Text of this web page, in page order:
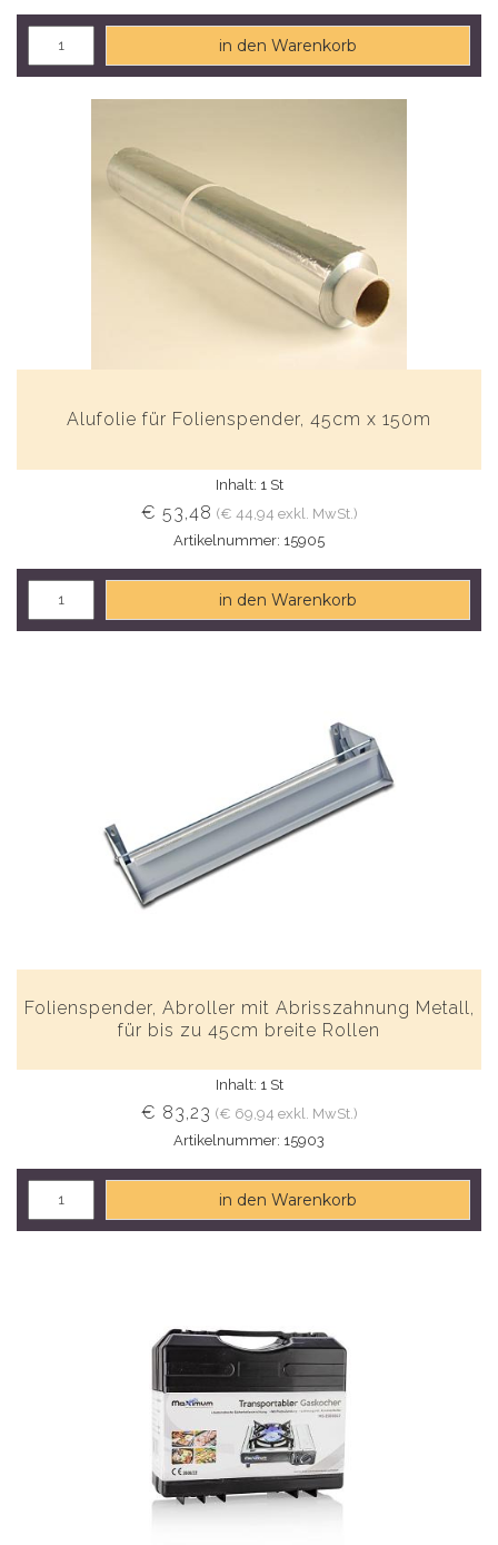
in den Warenkorb
Alufolie für Folienspender, 45cm x 150m
Inhalt: 1 St
€ 53,48 (€ 44,94 exkl. MwSt.)
Artikelnummer: 15905
in den Warenkorb
Folienspender, Abroller mit Abrisszahnung Metall,
für bis zu 45cm breite Rollen
Inhalt: 1 St
€ 83,23 (€ 69,94 exkl. MwSt.)
Artikelnummer: 15903
in den Warenkorb